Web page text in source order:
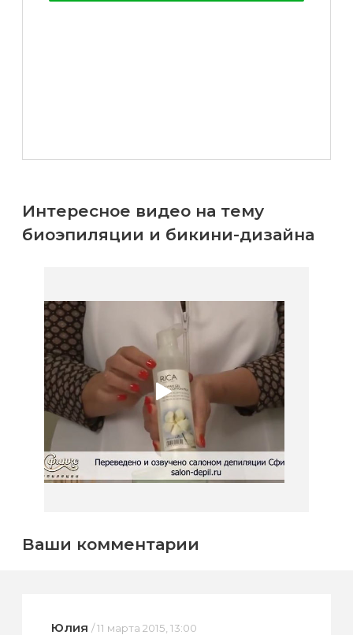
Интересное видео на тему
биоэпиляции и бикини-дизайна
Ваши комментарии
Юлия / 11 марта 2015, 13:00